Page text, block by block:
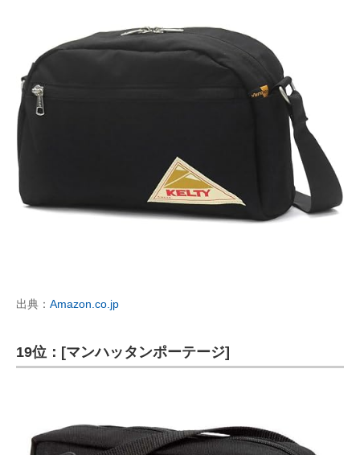
出典： Amazon.co.jp
19位：[マンハッタンポーテージ]